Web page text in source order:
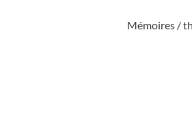
Mémoires /